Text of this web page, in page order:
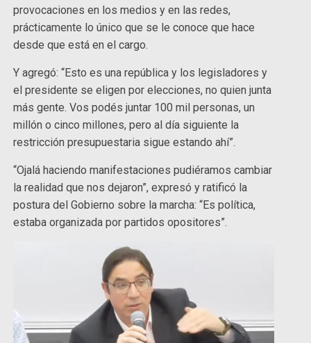
provocaciones en los medios y en las redes,
prácticamente lo único que se le conoce que hace
desde que está en el cargo.
Y agregó: “Esto es una república y los legisladores y
el presidente se eligen por elecciones, no quien junta
más gente. Vos podés juntar 100 mil personas, un
millón o cinco millones, pero al día siguiente la
restricción presupuestaria sigue estando ahí”.
“Ojalá haciendo manifestaciones pudiéramos cambiar
la realidad que nos dejaron”, expresó y ratificó la
postura del Gobierno sobre la marcha: “Es política,
estaba organizada por partidos opositores”.